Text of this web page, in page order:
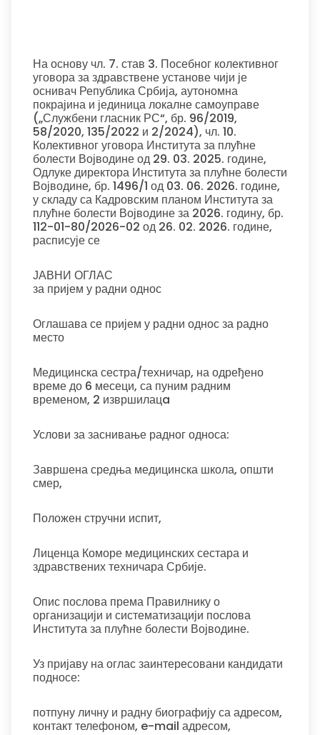
На основу чл. 7. став 3. Посебног колективног
уговора за здравствене установе чији је
оснивач Република Србија, аутономна
покрајина и јединица локалне самоуправе
(„Службени гласник РС“, бр. 96/2019,
58/2020, 135/2022 и 2/2024), чл. 10.
Колективног уговора Института за плућне
болести Војводине од 29. 03. 2025. године,
Одлуке директора Института за плућне болести
Војводине, бр. 1496/1 од 03. 06. 2026. године,
у складу са Кадровским планом Института за
плућне болести Војводине за 2026. годину, бр.
112-01-80/2026-02 од 26. 02. 2026. године,
расписује се
ЈАВНИ ОГЛАС
за пријем у радни однос
Оглашава се пријем у радни однос за радно
место
Медицинска сестра/техничар, на одређено
време до 6 месеци, са пуним радним
временом, 2 извршилацa
Услови за заснивање радног односа:
Завршена средња медицинска школа, општи
смер,
Положен стручни испит,
Лиценца Коморе медицинских сестара и
здравствених техничара Србије.
Опис послова према Правилнику о
организацији и систематизацији послова
Института за плућне болести Војводине.
Уз пријаву на оглас заинтересовани кандидати
подносе:
потпуну личну и радну биографију са адресом,
контакт телефоном, e-mail адресом,